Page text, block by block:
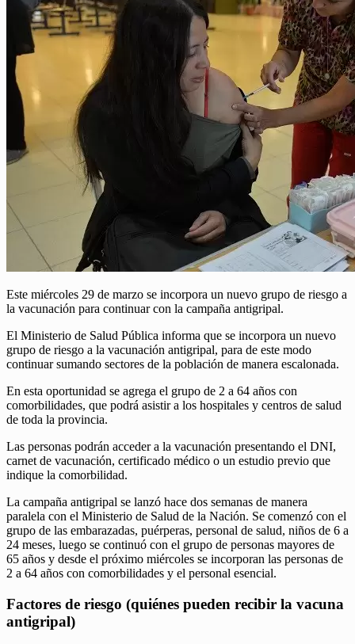
Este miércoles 29 de marzo se incorpora un nuevo grupo de riesgo a
la vacunación para continuar con la campaña antigripal.
El Ministerio de Salud Pública informa que se incorpora un nuevo
grupo de riesgo a la vacunación antigripal, para de este modo
continuar sumando sectores de la población de manera escalonada.
En esta oportunidad se agrega el grupo de 2 a 64 años con
comorbilidades, que podrá asistir a los hospitales y centros de salud
de toda la provincia.
Las personas podrán acceder a la vacunación presentando el DNI,
carnet de vacunación, certificado médico o un estudio previo que
indique la comorbilidad.
La campaña antigripal se lanzó hace dos semanas de manera
paralela con el Ministerio de Salud de la Nación. Se comenzó con el
grupo de las embarazadas, puérperas, personal de salud, niños de 6 a
24 meses, luego se continuó con el grupo de personas mayores de
65 años y desde el próximo miércoles se incorporan las personas de
2 a 64 años con comorbilidades y el personal esencial.
Factores de riesgo (quiénes pueden recibir la vacuna
antigripal)